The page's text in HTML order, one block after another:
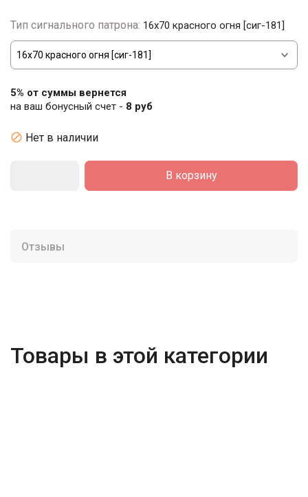
Тип сигнального патрона: 16х70 красного огня [сиг-181]
5% от суммы вернется
на ваш бонусный счет - 8 руб
 Нет в наличии
В корзину
Отзывы
Товары в этой категории